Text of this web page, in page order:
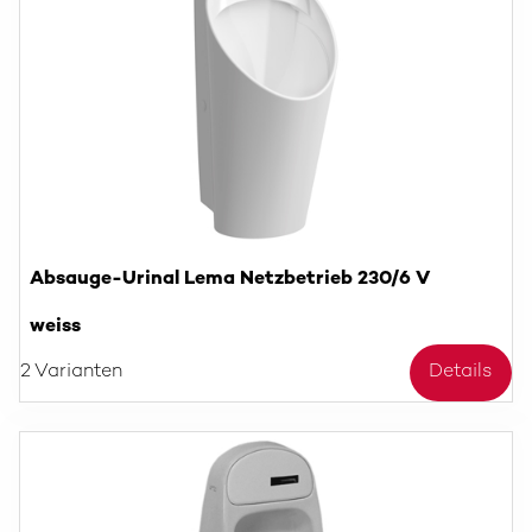
Absauge-Urinal Lema Netzbetrieb 230/6 V
weiss
2 Varianten Details